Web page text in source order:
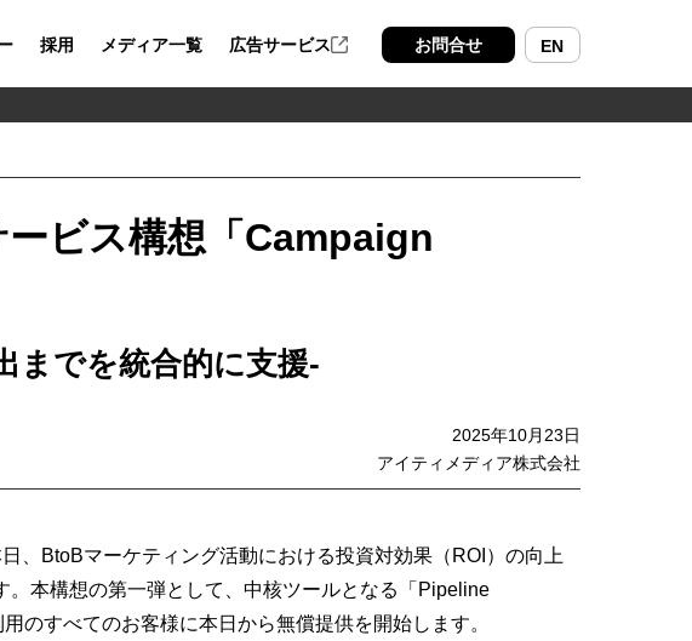
採用 メディア一覧 広告サービス お問合せ EN
ビス構想「Campaign
までを統合的に支援-
2025年10月23日
アイティメディア株式会社
日、BtoBマーケティング活動における投資対効果（ROI）の向上
本構想の第一弾として、中核ツールとなる「Pipeline
のすべてのお客様に本日から無償提供を開始します。